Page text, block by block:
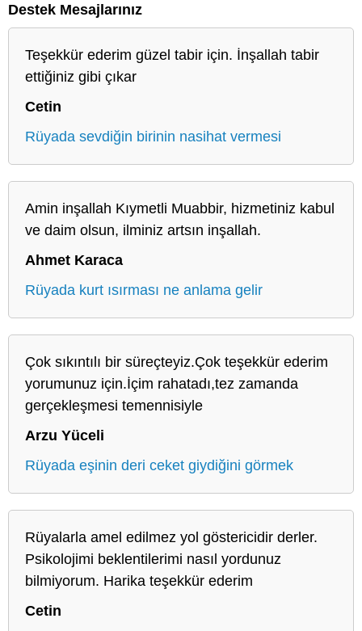
Destek Mesajlarınız
Teşekkür ederim güzel tabir için. İnşallah tabir
ettiğiniz gibi çıkar
Cetin
Rüyada sevdiğin birinin nasihat vermesi
Amin inşallah Kıymetli Muabbir, hizmetiniz kabul
ve daim olsun, ilminiz artsın inşallah.
Ahmet Karaca
Rüyada kurt ısırması ne anlama gelir
Çok sıkıntılı bir süreçteyiz.Çok teşekkür ederim
yorumunuz için.İçim rahatadı,tez zamanda
gerçekleşmesi temennisiyle
Arzu Yüceli
Rüyada eşinin deri ceket giydiğini görmek
Rüyalarla amel edilmez yol göstericidir derler.
Psikolojimi beklentilerimi nasıl yordunuz
bilmiyorum. Harika teşekkür ederim
Cetin